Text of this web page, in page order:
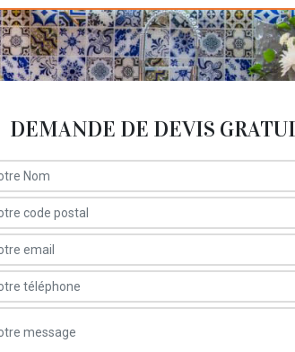
DEMANDE DE DEVIS